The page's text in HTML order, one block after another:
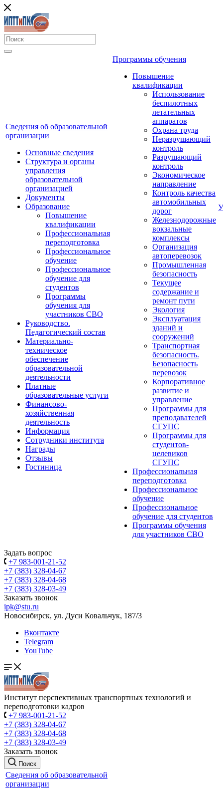
Сведения об образовательной
организации
Основные сведения
Структура и органы
управления
образовательной
организацией
Документы
Образование
Повышение
квалификации
Профессиональная
переподготовка
Профессиональное
обучение
Профессиональное
обучение для
студентов
Программы
обучения для
участников СВО
Руководство.
Педагогический состав
Материально-
техническое
обеспечение
образовательной
деятельности
Платные
образовательные услуги
Финансово-
хозяйственная
деятельность
Информация
Сотрудники института
Награды
Отзывы
Гостиница
Программы обучения
Повышение
квалификации
Использование
беспилотных
летательных
аппаратов
Охрана труда
Неразрушающий
контроль
Разрушающий
контроль
Экономическое
направление
Контроль качества
автомобильных
дорог
Железнодорожные
вокзальные
комплексы
Организация
автоперевозок
Промышленная
безопасность
Текущее
содержание и
ремонт пути
Экология
Эксплуатация
зданий и
сооружений
Транспортная
безопасность.
Безопасность
перевозок
Корпоративное
развитие и
управление
Программы для
преподавателей
СГУПС
Программы для
студентов-
целевиков
СГУПС
Профессиональная
переподготовка
Профессиональное
обучение
Профессиональное
обучение для студентов
Программы обучения
для участников СВО
Задать вопрос
+7 983-001-21-52
+7 (383) 328-04-67
+7 (383) 328-04-68
+7 (383) 328-03-49
Заказать звонок
ipk@stu.ru
Новосибирск, ул. Дуси Ковальчук, 187/3
Вконтакте
Telegram
YouTube
Институт перспективных транспортных технологий и
переподготовки кадров
+7 983-001-21-52
+7 (383) 328-04-67
+7 (383) 328-04-68
+7 (383) 328-03-49
Заказать звонок
Поиск
Сведения об образовательной
организации